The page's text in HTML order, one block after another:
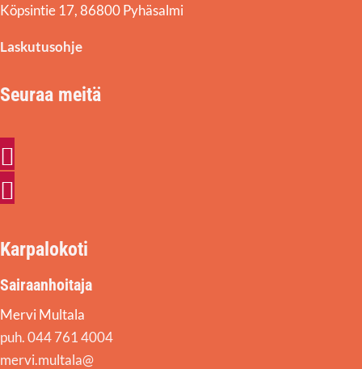
Köpsintie 17, 86800 Pyhäsalmi
Laskutusohje
Seuraa meitä
Facebook
Karpalokoti
Sairaanhoitaja
Mervi Multala
puh. 044 761 4004
mervi.multala@